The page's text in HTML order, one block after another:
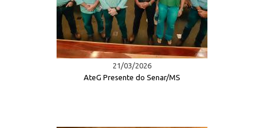
21/03/2026
AteG Presente do Senar/MS